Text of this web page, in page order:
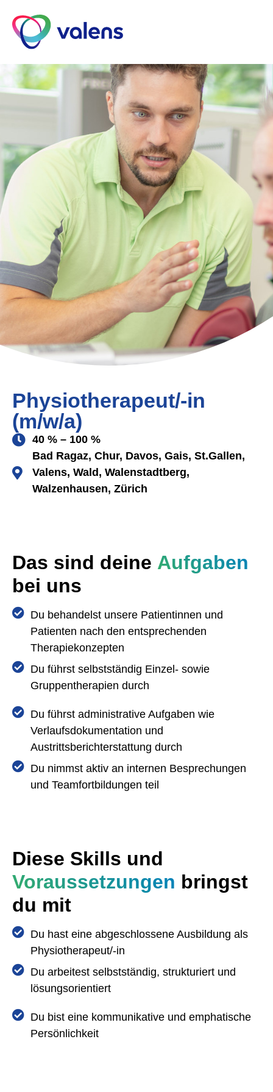
Physiotherapeut/-in
(m/w/a)
40 % – 100 %
Bad Ragaz, Chur, Davos, Gais, St.Gallen,
Valens, Wald, Walenstadtberg,
Walzenhausen, Zürich
Das sind deine Aufgaben
bei uns
Du behandelst unsere Patientinnen und
Patienten nach den entsprechenden
Therapiekonzepten
Du führst selbstständig Einzel- sowie
Gruppentherapien durch
Du führst administrative Aufgaben wie
Verlaufsdokumentation und
Austrittsberichterstattung durch
Du nimmst aktiv an internen Besprechungen
und Teamfortbildungen teil
Diese Skills und
Voraussetzungen bringst
du mit
Du hast eine abgeschlossene Ausbildung als
Physiotherapeut/-in
Du arbeitest selbstständig, strukturiert und
lösungsorientiert
Du bist eine kommunikative und emphatische
Persönlichkeit